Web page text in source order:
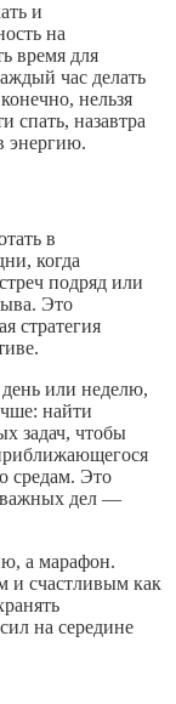
и
на
время для
час делать
нельзя
спать, назавтра
энергию.
в
когда
подряд или
Это
стратегия
или неделю,
найти
задач, чтобы
средам. Это
важных дел —
а марафон.
и счастливым как
на середине